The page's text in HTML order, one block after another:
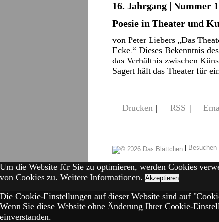
16. Jahrgang | Nummer
Poesie in Theater und
von Peter Liebers „Das
Ecke.“ Dieses Bekenntnis
das Verhältnis zwischen
Sagert hält das Theater für
Drucken | RSS |
|
Um die Website für Sie zu optimieren, werden Cookies
von Cookies zu. Weitere Informationen. Akzeptieren
Die Cookie-Einstellungen auf dieser Website sind auf
Wenn Sie diese Website ohne Änderung Ihrer Cookie-
einverstanden.